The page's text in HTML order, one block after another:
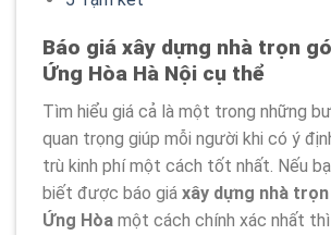
Báo giá xây dựng nhà trọn
Ứng Hòa Hà Nội cụ thể
Tìm hiểu giá cả là một trong những
quan trọng giúp mỗi người khi có ý
trù kinh phí một cách tốt nhất. Nếu
biết được báo giá xây dựng nhà
Ứng Hòa một cách chính xác nhất